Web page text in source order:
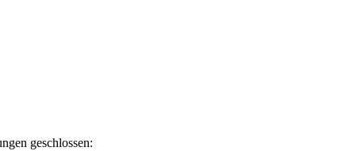
geschlossen: